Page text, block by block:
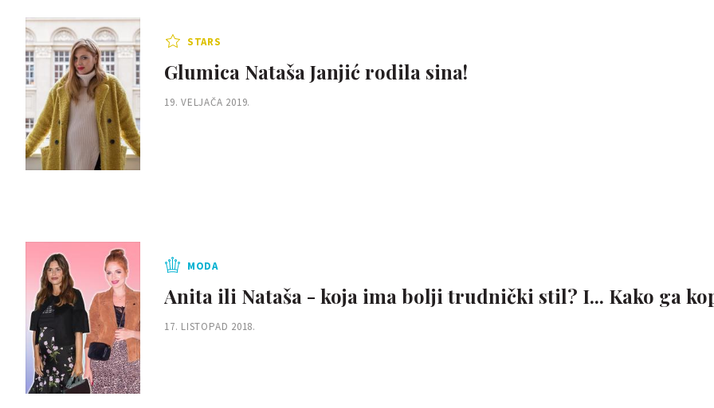
STARS
Glumica Nataša Janjić rodila sina!
19. VELJAČA 2019.
MODA
Anita ili Nataša - koja ima bolji trudnički stil? I... Kako ga
17. LISTOPAD 2018.